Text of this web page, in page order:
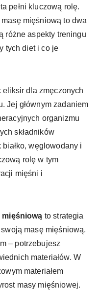
pełni kluczową rolę.
mięśniową to dwa
różne aspekty treningu
tych diet i co je
eliksir dla zmęczonych
Jej głównym zadaniem
organizmu
składników
węglowodany i
rolę w tym
mięśni i
mięśniową to strategia
masę mięśniową.
– potrzebujesz
materiałów. W
materiałem
masy mięśniowej.